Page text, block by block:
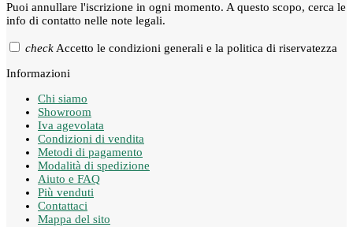
Puoi annullare l'iscrizione in ogni momento. A questo scopo, cerca le
info di contatto nelle note legali.
check Accetto le condizioni generali e la politica di riservatezza
Informazioni
Chi siamo
Showroom
Iva agevolata
Condizioni di vendita
Metodi di pagamento
Modalità di spedizione
Aiuto e FAQ
Più venduti
Contattaci
Mappa del sito